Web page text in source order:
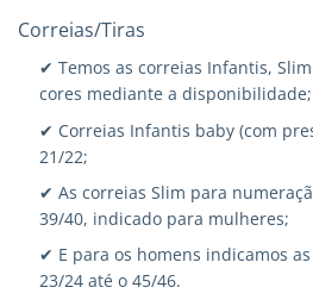
Correias/Tiras
✔ Temos as correias Infantis,
cores mediante a disponibilidade;
✔ Correias Infantis baby (com
21/22;
✔ As correias Slim para
39/40, indicado para mulheres;
✔ E para os homens indicamos
23/24 até o 45/46.